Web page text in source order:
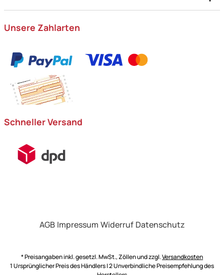
Unsere Zahlarten
Schneller Versand
AGB Impressum Widerruf Datenschutz
* Preisangaben inkl. gesetzl. MwSt., Zöllen und zzgl.Versandkosten
1 Ursprünglicher Preis des Händlers | 2 Unverbindliche Preisempfehlung des